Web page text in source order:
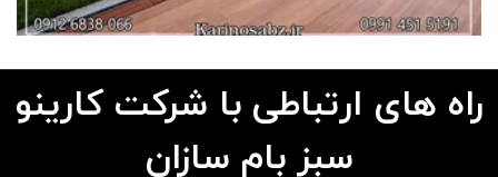
راه های ارتباطی با شرکت کارینو
سبز بام سازان